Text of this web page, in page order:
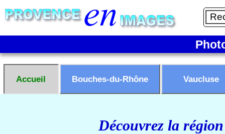
Accueil Bouches-du-Rhône Vaucluse
Découvrez la